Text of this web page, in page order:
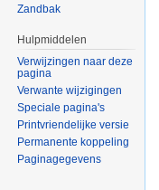
Zandbak
Hulpmiddelen
Verwijzingen naar deze
pagina
Verwante wijzigingen
Speciale pagina's
Printvriendelijke versie
Permanente koppeling
Paginagegevens